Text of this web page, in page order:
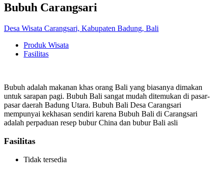
Bubuh Carangsari
Desa Wisata Carangsari, Kabupaten Badung, Bali
Produk Wisata
Fasilitas
Bubuh adalah makanan khas orang Bali yang biasanya dimakan
untuk sarapan pagi. Bubuh Bali sangat mudah ditemukan di pasar-
pasar daerah Badung Utara. Bubuh Bali Desa Carangsari
mempunyai kekhasan sendiri karena Bubuh Bali di Carangsari
adalah perpaduan resep bubur China dan bubur Bali asli
Fasilitas
Tidak tersedia